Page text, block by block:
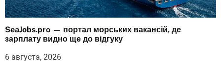
SeaJobs.pro — портал морських вакансій, де
зарплату видно ще до відгуку
6 августа, 2026